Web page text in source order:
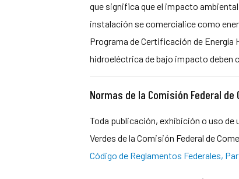
que significa que el impacto
instalación se comercialice como
Programa de Certificación de
hidroeléctrica de bajo impacto deben
Normas de la Comisión Federal de
Toda publicación, exhibición o uso
Verdes de la Comisión Federal de
Código de Reglamentos Federales,